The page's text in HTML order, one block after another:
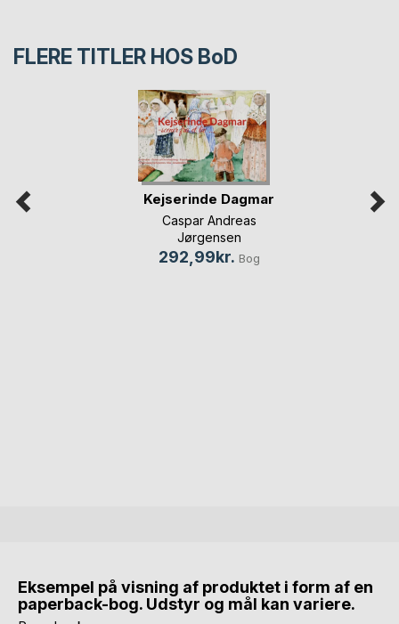
FLERE TITLER HOS BoD
Kejserinde Dagmar
Caspar Andreas
Jørgensen
292,99kr. Bog
Eksempel på visning af produktet i form af en
paperback-bog. Udstyr og mål kan variere.